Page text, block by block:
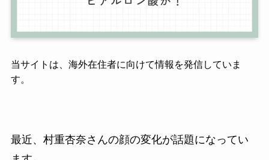
当サイトは、海外在住者に向けて情報を発信していま
す。
最近、村重杏奈さんの顔の変化が話題になってい